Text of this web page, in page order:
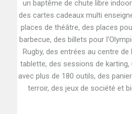
un baptême de chute libre
des cartes cadeaux multi
places de théâtre, des places
barbecue, des billets pour
Rugby, des entrées au centre
tablette, des sessions de
avec plus de 180 outils, des
terroir, des jeux de société et